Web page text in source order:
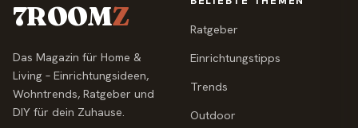
7ROOMZ
Das Magazin für Home &
Living – Einrichtungsideen,
Wohntrends, Ratgeber und
DIY für dein Zuhause.
Ratgeber
Einrichtungstipps
Trends
Outdoor